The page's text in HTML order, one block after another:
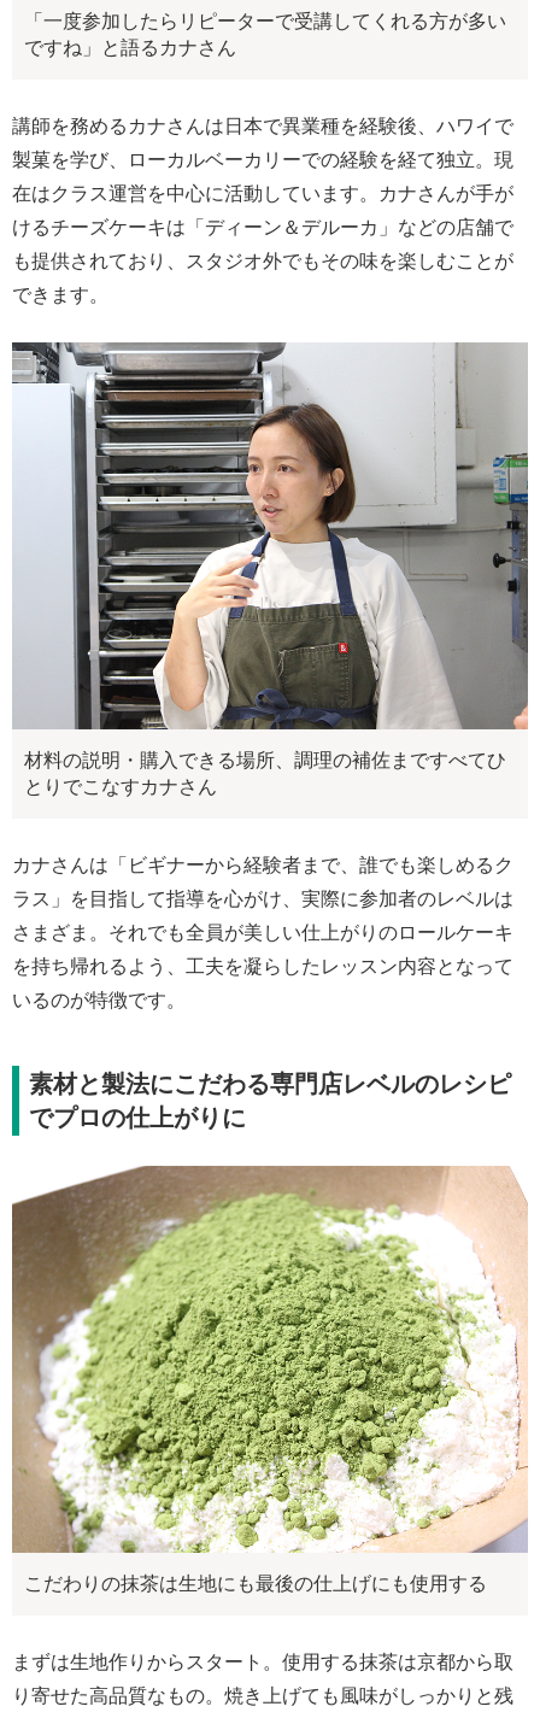
「一度参加したらリピーターで受講してくれる方が多い
ですね」と語るカナさん
講師を務めるカナさんは日本で異業種を経験後、ハワイで
製菓を学び、ローカルベーカリーでの経験を経て独立。現
在はクラス運営を中心に活動しています。カナさんが手が
けるチーズケーキは「ディーン＆デルーカ」などの店舗で
も提供されており、スタジオ外でもその味を楽しむことが
できます。
材料の説明・購入できる場所、調理の補佐まですべてひ
とりでこなすカナさん
カナさんは「ビギナーから経験者まで、誰でも楽しめるク
ラス」を目指して指導を心がけ、実際に参加者のレベルは
さまざま。それでも全員が美しい仕上がりのロールケーキ
を持ち帰れるよう、工夫を凝らしたレッスン内容となって
いるのが特徴です。
素材と製法にこだわる専門店レベルのレシピ
でプロの仕上がりに
こだわりの抹茶は生地にも最後の仕上げにも使用する
まずは生地作りからスタート。使用する抹茶は京都から取
り寄せた高品質なもの。焼き上げても風味がしっかりと残